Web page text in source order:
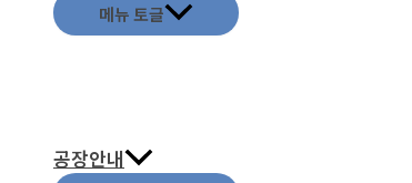
메뉴 토글
공장안내